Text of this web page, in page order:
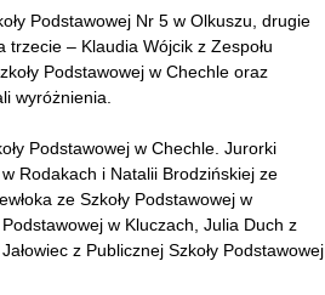
Podstawowej Nr 5 w Olkuszu, drugie
– Klaudia Wójcik z Zespołu
Podstawowej w Chechle oraz
wyróżnienia.
Podstawowej w Chechle. Jurorki
Rodakach i Natalii Brodzińskiej ze
ze Szkoły Podstawowej w
w Kluczach, Julia Duch z
z Publicznej Szkoły Podstawowej